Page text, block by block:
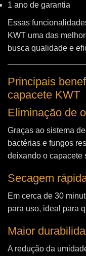
1 ano de garantia
Essas
KWT uma das
busca qualidade e
Principais
capacete KWT
Eliminação de
Graças ao sistema
bactérias e fungos
deixando o capacete
Secagem
Em cerca de 30
para uso, ideal para
Maior
A redução da